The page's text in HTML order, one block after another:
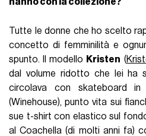
Tutte le donne che ho scelto
concetto di femminilità e
spunto. Il modello Kristen (
dal volume ridotto che lei ha
circolava con skateboard
(Winehouse), punto vita sui
sue t-shirt con elastico sul
al Coachella (di molti anni fa)